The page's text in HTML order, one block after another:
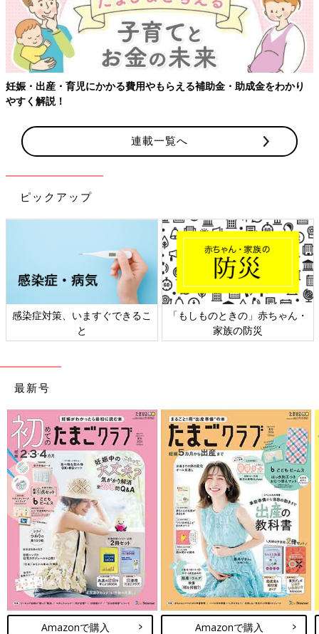
【ワクチン接種できるものも】妊婦の感染症対策、知っておいて！
連載一覧へ
ピックアップ
日本外来小児科学会リーフレッ
ト検討会
六星占術 細木かおりさんの人生
相談
最新号
Amazonで購入 Amazonで購入